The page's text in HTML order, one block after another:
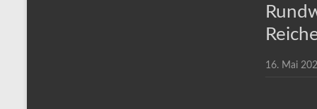
16. Mai